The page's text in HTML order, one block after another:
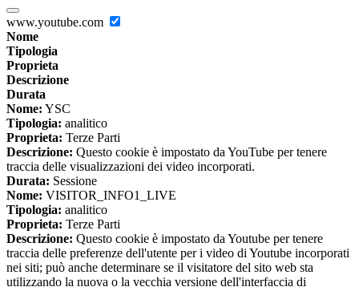
www.youtube.com
Nome
Tipologia
Proprieta
Descrizione
Durata
Nome: YSC
Tipologia: analitico
Proprieta: Terze Parti
Descrizione: Questo cookie è impostato da YouTube per tenere
traccia delle visualizzazioni dei video incorporati.
Durata: Sessione
Nome: VISITOR_INFO1_LIVE
Tipologia: analitico
Proprieta: Terze Parti
Descrizione: Questo cookie è impostato da Youtube per tenere
traccia delle preferenze dell'utente per i video di Youtube incorporati
nei siti; può anche determinare se il visitatore del sito web sta
utilizzando la nuova o la vecchia versione dell'interfaccia di